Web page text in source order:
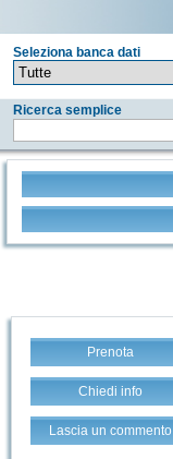
Seleziona banca dati
Ricerca semplice
Prenota
Chiedi info
Lascia un commento